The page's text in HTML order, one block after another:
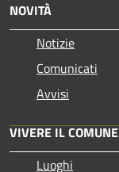
NOVITÀ
Notizie
Comunicati
Avvisi
VIVERE IL COMUNE
Luoghi